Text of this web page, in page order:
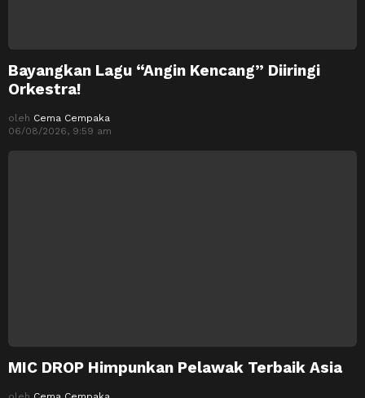
Bayangkan Lagu “Angin Kencang” Diiringi
Orkestra!
oleh Cema Cempaka
06/08/2026, 9:59 am
MIC DROP Himpunkan Pelawak Terbaik Asia